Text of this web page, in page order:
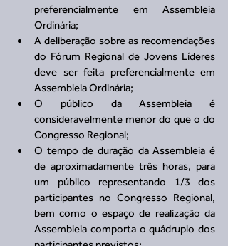
preferencialmente em Assembleia
Ordinária;
A deliberação sobre as recomendações
do Fórum Regional de Jovens Líderes
deve ser feita preferencialmente em
Assembleia Ordinária;
O público da Assembleia é
consideravelmente menor do que o do
Congresso Regional;
O tempo de duração da Assembleia é
de aproximadamente três horas, para
um público representando 1/3 dos
participantes no Congresso Regional,
bem como o espaço de realização da
Assembleia comporta o quádruplo dos